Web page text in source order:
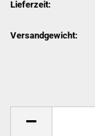
Lieferzeit:
Versandgewicht: